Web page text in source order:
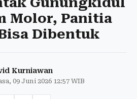
Molor, Panitia
Dibentuk
Kurniawan
09 Juni 2026 12:57 WIB